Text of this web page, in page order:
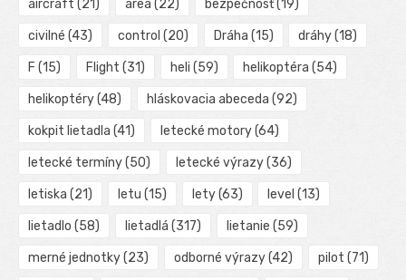
aircraft (21) area (22) bezpečnosť(19)
civilné (43) control (20) Dráha (15) dráhy(18)
F (15) Flight (31) heli (59) helikoptéra (54)
helikoptéry(48) hláskovacia abeceda (92)
kokpit lietadla (41) letecké motory(64)
letecké termíny(50) letecké výrazy(36)
letiska (21) letu (15) lety(63) level (13)
lietadlo (58) lietadlá (317) lietanie (59)
merné jednotky(23) odborné výrazy(42) pilot (71)